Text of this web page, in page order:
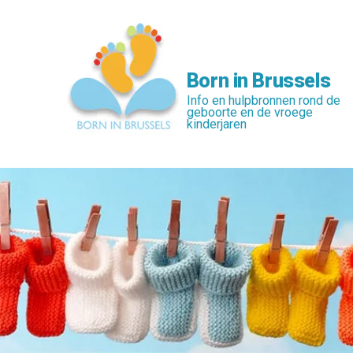
Born in Brussels
Info en hulpbronnen rond de
geboorte en de vroege
kinderjaren